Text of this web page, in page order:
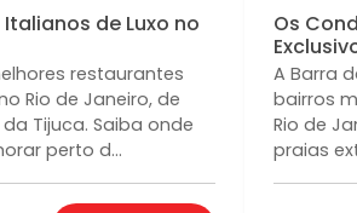
de Luxo no
restaurantes
Rio de Janeiro, de
Tijuca. Saiba onde
perto d...
Os
A Barra
bairros
Rio de
praias